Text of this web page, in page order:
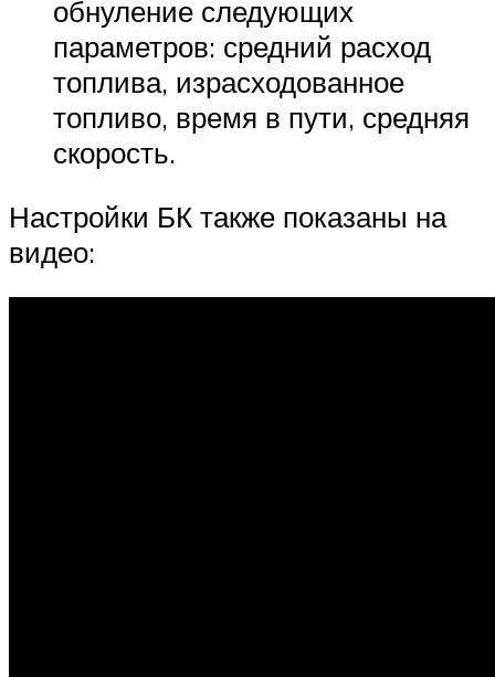
обнуление следующих
параметров: средний расход
топлива, израсходованное
топливо, время в пути, средняя
скорость.
Настройки БК также показаны на
видео: